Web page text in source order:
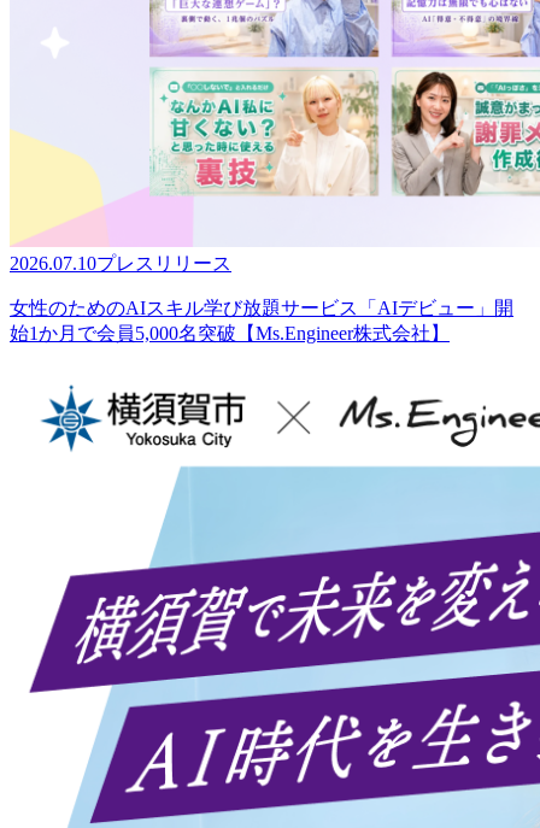
2026.07.10プレスリリース
女性のためのAIスキル学び放題サービス「AIデビュー」開
始1か月で会員5,000名突破【Ms.Engineer株式会社】